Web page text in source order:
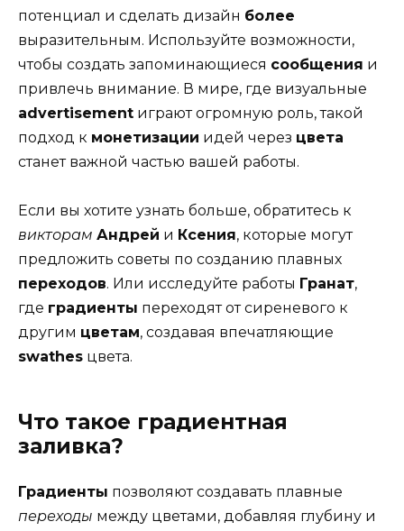
потенциал и сделать дизайн более
выразительным. Используйте возможности,
чтобы создать запоминающиеся сообщения и
привлечь внимание. В мире, где визуальные
advertisement играют огромную роль, такой
подход к монетизации идей через цвета
станет важной частью вашей работы.
Если вы хотите узнать больше, обратитесь к
викторам Андрей и Ксения, которые могут
предложить советы по созданию плавных
переходов. Или исследуйте работы Гранат,
где градиенты переходят от сиреневого к
другим цветам, создавая впечатляющие
swathes цвета.
Что такое градиентная
заливка?
Градиенты позволяют создавать плавные
переходы между цветами, добавляя глубину и